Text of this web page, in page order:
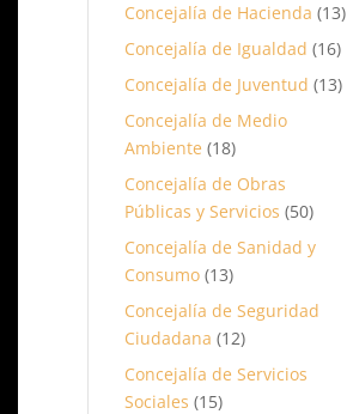
Concejalía de Hacienda (13)
Concejalía de Igualdad (16)
Concejalía de Juventud (13)
Concejalía de Medio
Ambiente (18)
Concejalía de Obras
Públicas y Servicios (50)
Concejalía de Sanidad y
Consumo (13)
Concejalía de Seguridad
Ciudadana (12)
Concejalía de Servicios
Sociales (15)